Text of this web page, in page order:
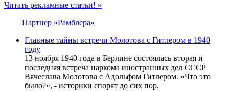
Читать рекламные статьи! »
Партнер «Рамблера»
Главные тайны встречи Молотова с Гитлером в 1940
году
13 ноября 1940 года в Берлине состоялась вторая и
последняя встреча наркома иностранных дел СССР
Вячеслава Молотова с Адольфом Гитлером. «Что это
было?», - историки спорят до сих пор.